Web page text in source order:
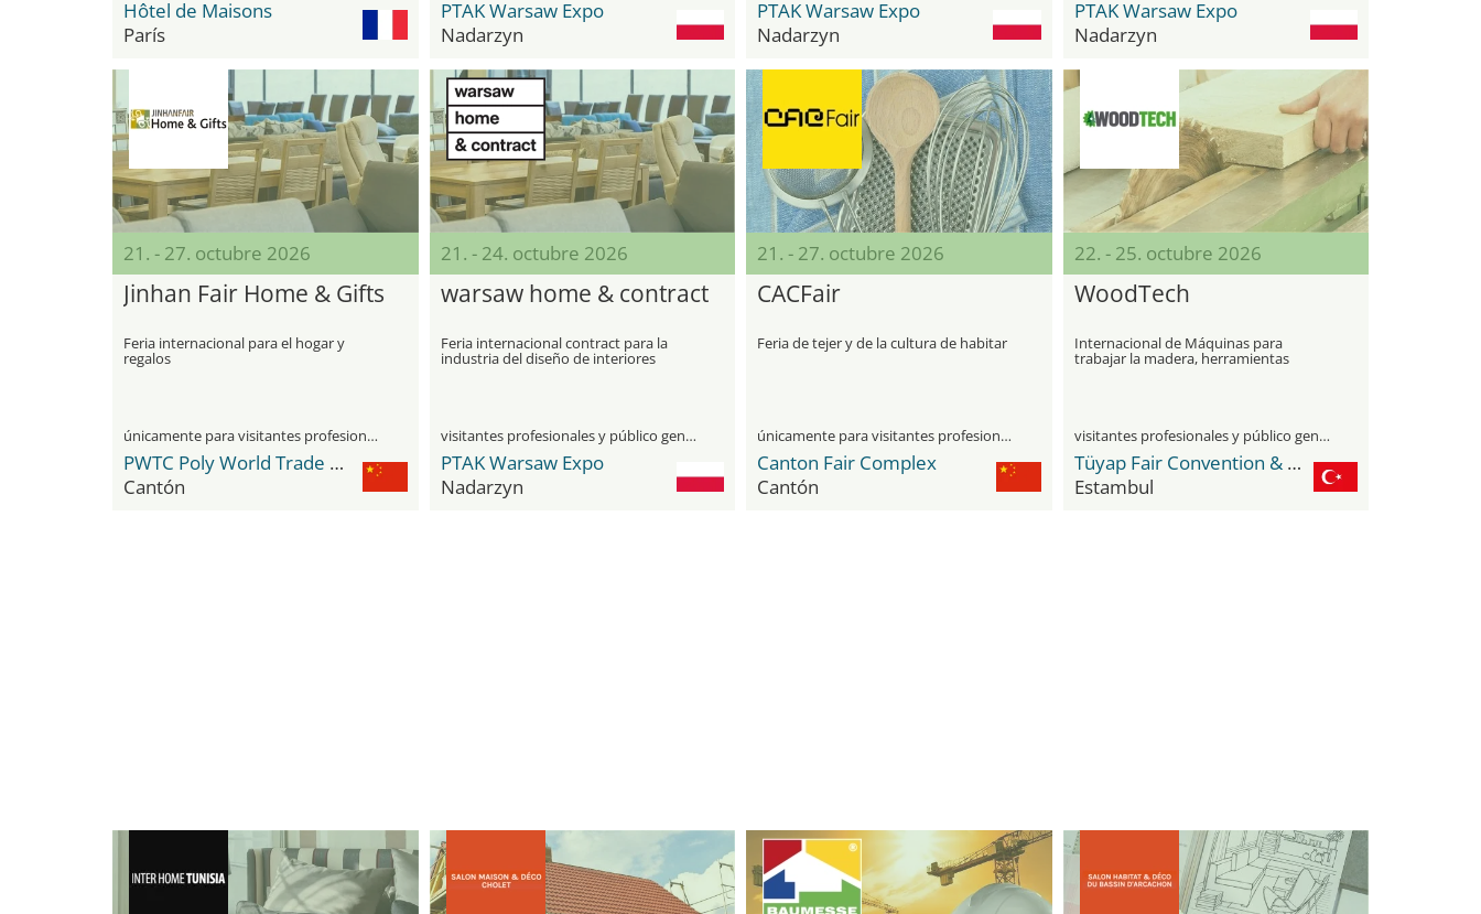
Hôtel de Maisons
París
PTAK Warsaw Expo
Nadarzyn
PTAK Warsaw Expo
Nadarzyn
PTAK Warsaw Expo
Nadarzyn
21. - 27. octubre 2026
Jinhan Fair Home & Gifts
Feria internacional para el hogar y
regalos
únicamente para visitantes profesionales
PWTC Poly World Trade Center
Cantón
21. - 24. octubre 2026
warsaw home & contract
Feria internacional contract para la
industria del diseño de interiores
visitantes profesionales y público general
PTAK Warsaw Expo
Nadarzyn
21. - 27. octubre 2026
CACFair
Feria de tejer y de la cultura de habitar
únicamente para visitantes profesionales
Canton Fair Complex
Cantón
22. - 25. octubre 2026
WoodTech
Internacional de Máquinas para
trabajar la madera, herramientas
manuales, herramientas de corte justo
visitantes profesionales y público general
Tüyap Fair Convention & Congress Center
Estambul